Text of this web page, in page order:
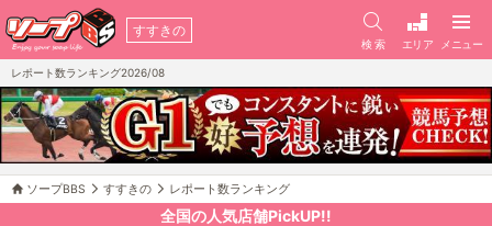
すすきの
検 索 エリア メニュー
レポート数ランキング2026/08
ソープBBS すすきの レポート数ランキング
全国の人気店舗PickUP!!